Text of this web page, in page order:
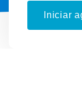
Iniciar